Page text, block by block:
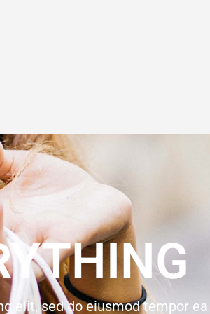
elit, sed do eiusmod tempor